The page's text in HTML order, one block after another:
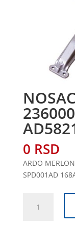
0 RSD
ARDO
SPD001AD